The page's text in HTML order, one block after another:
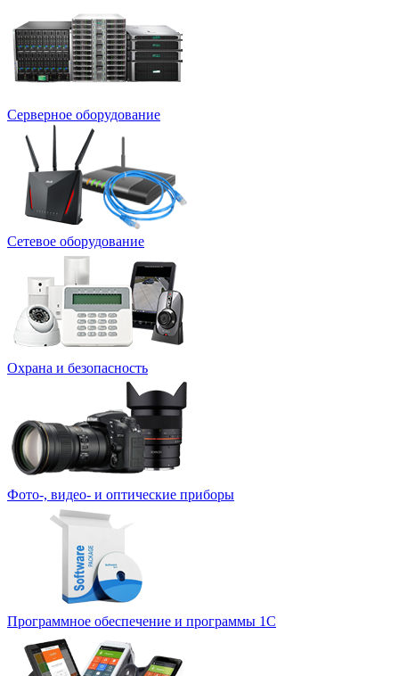
Серверное оборудование
Сетевое оборудование
Охрана и безопасность
Фото-, видео- и оптические приборы
Программное обеспечение и программы 1С